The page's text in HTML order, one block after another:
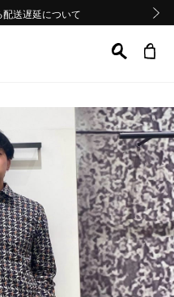
配送遅延について
送遅延について
配送遅延について